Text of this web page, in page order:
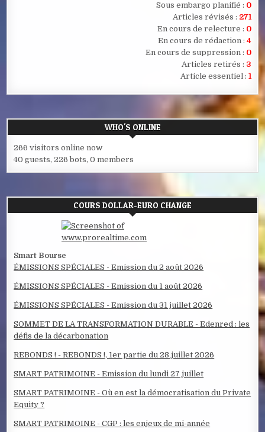
Sous embargo planifié : 0
Articles révisés : 271
En cours de relecture : 0
En cours de rédaction : 4
En cours de suppression : 0
Articles retirés : 3
Article essentiel : 1
WHO'S ONLINE
266 visitors online now
40 guests, 226 bots, 0 members
COURS DOLLAR-EURO CHANGE
Smart Bourse
ÉMISSIONS SPÉCIALES - Emission du 2 août 2026
ÉMISSIONS SPÉCIALES - Emission du 1 août 2026
ÉMISSIONS SPÉCIALES - Emission du 31 juillet 2026
SOMMET DE LA TRANSFORMATION DURABLE - Edenred : les
défis de la décarbonation
REBONDS ! - REBONDS !, 1er partie du 28 juillet 2026
SMART PATRIMOINE - Emission du lundi 27 juillet
SMART PATRIMOINE - Où en est la démocratisation du Private
Equity ?
SMART PATRIMOINE - CGP : les enjeux de mi-année